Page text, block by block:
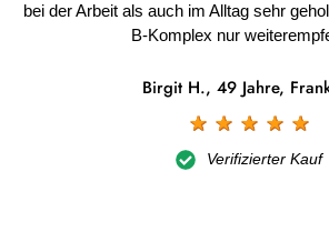
bei der Arbeit als auch im Alltag sehr
B-Komplex nur
Birgit H., 49 Jahre,
☆ ☆ ☆ ☆ ☆
Verifizierter Kauf